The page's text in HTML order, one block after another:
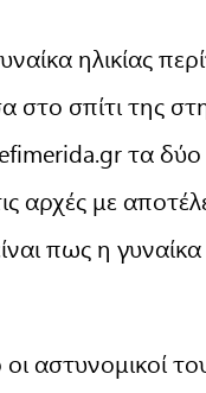
ηλικίας
στο σπίτι της
τα δύο
αρχές με
πως η
αστυνομικοί